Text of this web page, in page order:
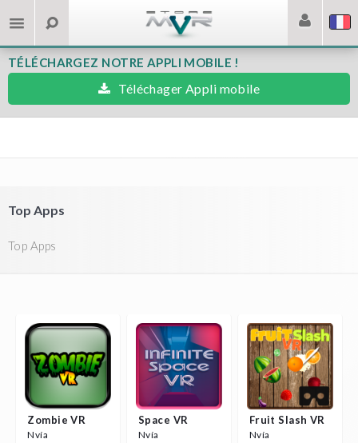
TÉLÉCHARGEZ NOTRE APPLI MOBILE !
Téléchager Appli mobile
Top Apps
Top Apps
Zombie VR
Nvía
Space VR
Nvía
Fruit Slash VR
Nvía